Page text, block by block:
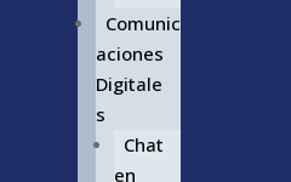
Comunic
aciones
Digitale
s
Chat
en